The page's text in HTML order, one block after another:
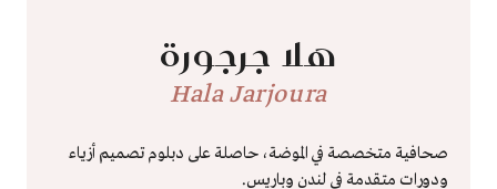
هلا جرجورة
Hala Jarjoura
صحافية متخصصة في الموضة، حاصلة على دبلوم تصميم أزياء
ودورات متقدمة في لندن وباريس.